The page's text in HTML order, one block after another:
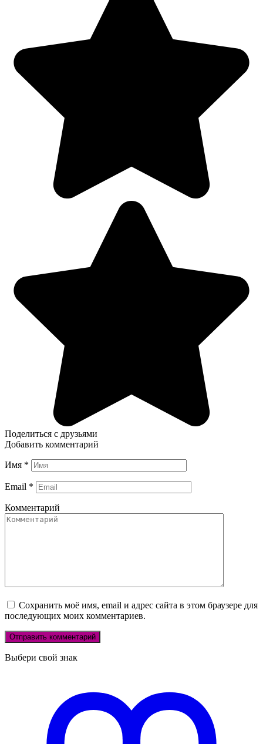
Поделиться с друзьями
Добавить комментарий
Имя *
Email *
Комментарий
Сохранить моё имя, email и адрес сайта в этом браузере для
последующих моих комментариев.
Выбери свой знак